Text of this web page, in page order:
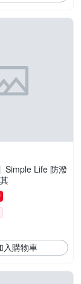
Simple Life 防潑
入購物車